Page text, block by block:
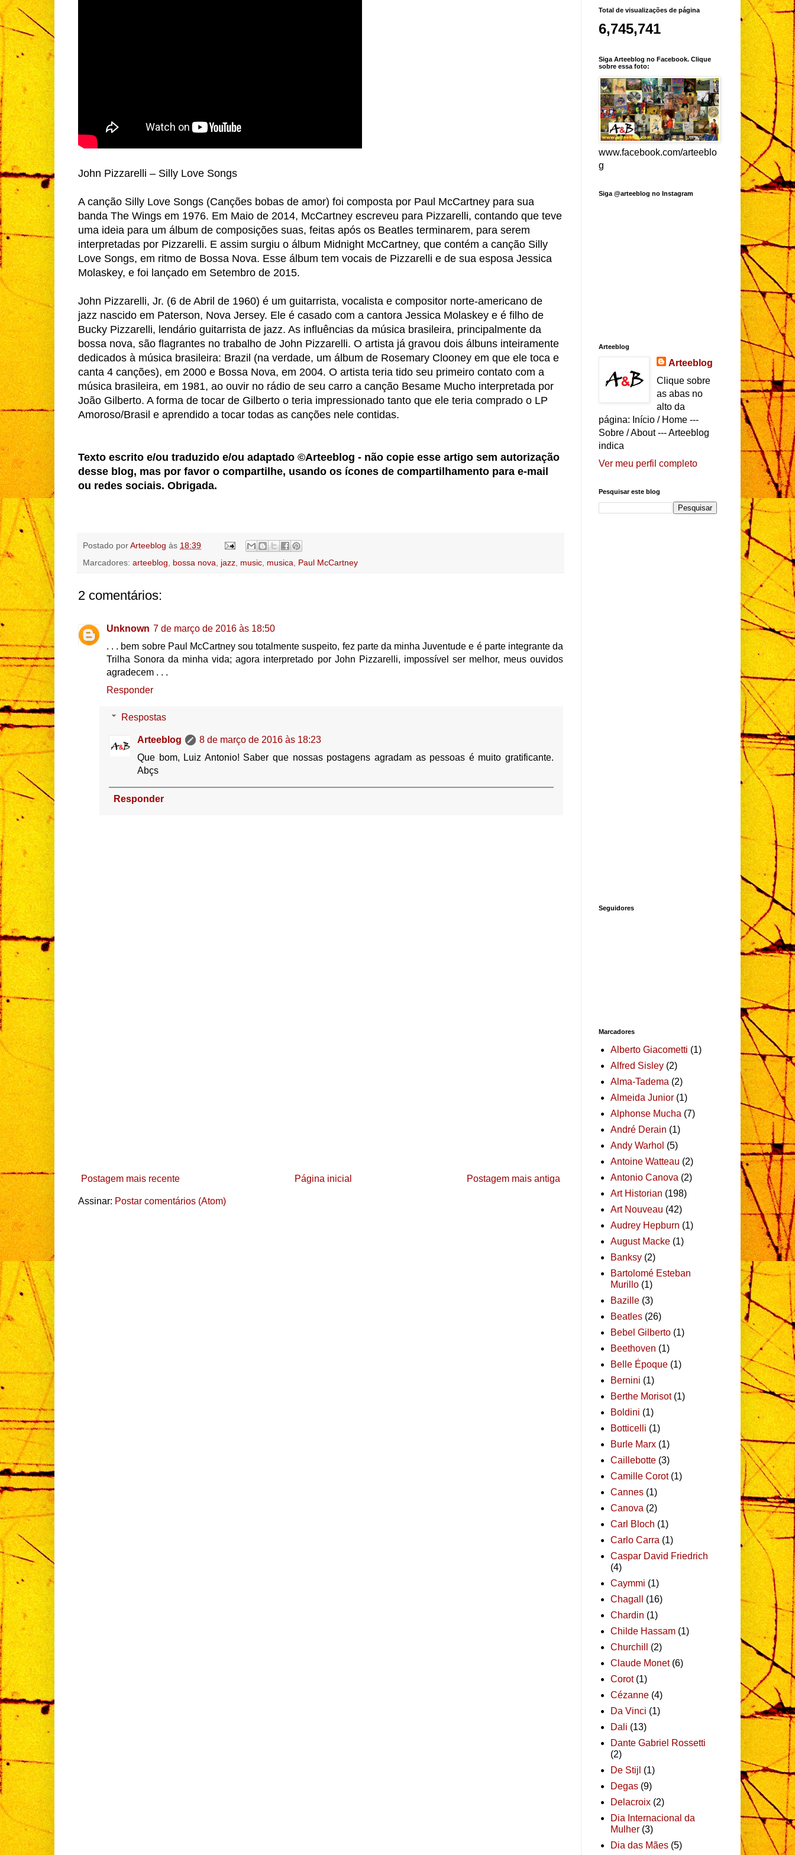
John Pizzarelli – Silly Love Songs
A canção Silly Love Songs (Canções bobas de amor) foi composta por Paul McCartney para sua
banda The Wings em 1976. Em Maio de 2014, McCartney escreveu para Pizzarelli, contando que teve
uma ideia para um álbum de composições suas, feitas após os Beatles terminarem, para serem
interpretadas por Pizzarelli. E assim surgiu o álbum Midnight McCartney, que contém a canção Silly
Love Songs, em ritmo de Bossa Nova. Esse álbum tem vocais de Pizzarelli e de sua esposa Jessica
Molaskey, e foi lançado em Setembro de 2015.
John Pizzarelli, Jr. (6 de Abril de 1960) é um guitarrista, vocalista e compositor norte-americano de
jazz nascido em Paterson, Nova Jersey. Ele é casado com a cantora Jessica Molaskey e é filho de
Bucky Pizzarelli, lendário guitarrista de jazz. As influências da música brasileira, principalmente da
bossa nova, são flagrantes no trabalho de John Pizzarelli. O artista já gravou dois álbuns inteiramente
dedicados à música brasileira: Brazil (na verdade, um álbum de Rosemary Clooney em que ele toca e
canta 4 canções), em 2000 e Bossa Nova, em 2004. O artista teria tido seu primeiro contato com a
música brasileira, em 1981, ao ouvir no rádio de seu carro a canção Besame Mucho interpretada por
João Gilberto. A forma de tocar de Gilberto o teria impressionado tanto que ele teria comprado o LP
Amoroso/Brasil e aprendido a tocar todas as canções nele contidas.
Texto escrito e/ou traduzido e/ou adaptado ©Arteeblog - não copie esse artigo sem autorização
desse blog, mas por favor o compartilhe, usando os ícones de compartilhamento para e-mail
ou redes sociais. Obrigada.
Postado porArteeblog às 18:39
Marcadores: arteeblog bossa nova jazz music musica Paul McCartney
2 comentários:
Unknown 7 de março de 2016 às 18:50
. . . bem sobre Paul McCartney sou totalmente suspeito, fez parte da minha Juventude e é parte integrante da
Trilha Sonora da minha vida; agora interpretado por John Pizzarelli, impossível ser melhor, meus ouvidos
agradecem . . .
Responder
Respostas
Arteeblog
8 de março de 2016 às 18:23
Que bom, Luiz Antonio! Saber que nossas postagens agradam as pessoas é muito gratificante.
Abçs
Responder
Postagem mais recente Postagem mais antiga
Página inicial
Assinar: Postar comentários (Atom)
Total de visualizações de página
6,745,741
Siga Arteeblog no Facebook. Clique
sobre essa foto:
www.facebook.com/arteeblo
g
Siga @arteeblog no Instagram
Arteeblog
Arteeblog
Clique sobre
as abas no
alto da
página: Início / Home ---
Sobre / About --- Arteeblog
indica
Ver meu perfil completo
Pesquisar este blog
Seguidores
Marcadores
Alberto Giacometti (1)
Alfred Sisley (2)
Alma-Tadema (2)
Almeida Junior (1)
Alphonse Mucha (7)
André Derain (1)
Andy Warhol (5)
Antoine Watteau (2)
Antonio Canova (2)
Art Historian (198)
Art Nouveau (42)
Audrey Hepburn (1)
August Macke (1)
Banksy (2)
Bartolomé Esteban
Murillo (1)
Bazille (3)
Beatles (26)
Bebel Gilberto (1)
Beethoven (1)
Belle Époque (1)
Bernini (1)
Berthe Morisot (1)
Boldini (1)
Botticelli (1)
Burle Marx (1)
Caillebotte (3)
Camille Corot (1)
Cannes (1)
Canova (2)
Carl Bloch (1)
Carlo Carra (1)
Caspar David Friedrich
(4)
Caymmi (1)
Chagall
(16)
Chardin (1)
Childe Hassam (1)
Churchill
(2)
Claude Monet (6)
Corot (1)
Cézanne (4)
Da Vinci (1)
Dali (13)
Dante Gabriel Rossetti
(2)
De Stijl (1)
Degas (9)
Delacroix (2)
Dia Internacional da
Mulher (3)
Dia das Mães (5)